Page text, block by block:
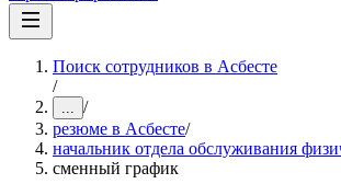
Поиск сотрудников в Асбесте
/
... /
резюме в Асбесте/
начальник отдела обслуживания
сменный график